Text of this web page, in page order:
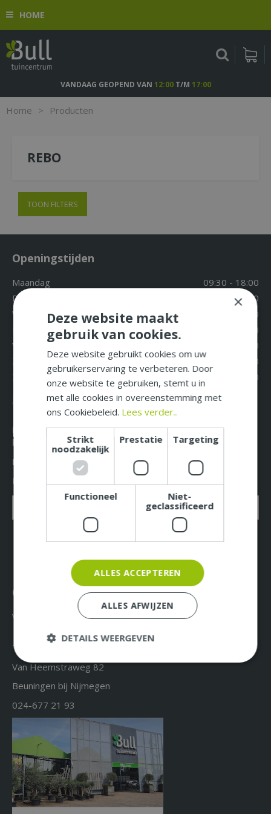
n
o
HOME
Home > Producten
VANDAAG GEOPEND VAN 12:00T/M 17:00
REBO
TOON FILTERS
Openingstijden
Maandag
09:30 - 18:00
Dinsdag
09:30 - 18:00
Woensdag
09:30 - 18:00
Donderdag
09:30 - 18:00
Vrijdag
09:30 - 18:00
Zaterdag
09:30 - 17:00
Zondag
12:00 - 17:00
Extra openingstijden
Mis niet langer de leukste acties, aanbiedingen en
beste tuintips!
Meld u nu aan voor onze nieuwsbrief!
E-mailadres: *
Over ons & Contact
Vacatures
Tuincentrum Bull
Van Heemstraweg 82
Beuningen bij Nijmegen
024-677 21 93
×
Deze website maakt
gebruik van cookies.
Deze website gebruikt cookies om uw
gebruikerservaring te verbeteren. Door
onze website te gebruiken, stemt u in
met alle cookies in overeenstemming met
ons Cookiebeleid. Lees verder..
Strikt
noodzakelijk
Prestatie Targeting
Functioneel
Niet-
geclassificeerd
ALLES ACCEPTEREN
ALLES AFWIJZEN
DETAILS WEERGEVEN